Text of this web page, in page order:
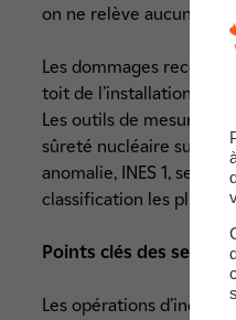
on ne relève aucun
Les dommages
toit de l’installation de
Les outils de mesures
sûreté nucléaire
anomalie, INES 1, selon
classification les plus
Points clés des
Les opérations